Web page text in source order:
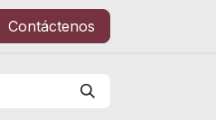
Contáctenos